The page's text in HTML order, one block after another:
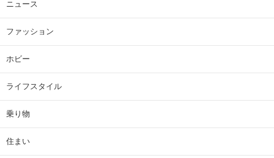
ニュース
ファッション
ホビー
ライフスタイル
乗り物
住まい